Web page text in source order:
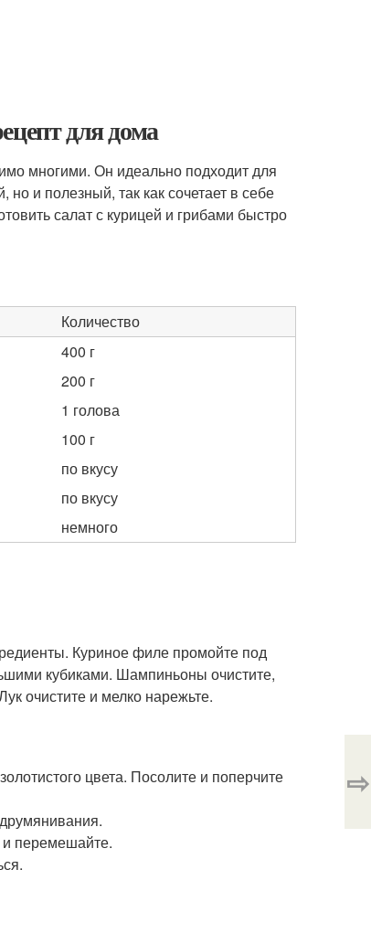
для дома
многими. Он идеально подходит для
и полезный, так как сочетает в себе
салат с курицей и грибами быстро
Количество
400 г
200 г
1 голова
100 г
по вкусу
по вкусу
немного
Куриное филе промойте под
кубиками. Шампиньоны очистите,
очистите и мелко нарежьте.
цвета. Посолите и поперчите
и перемешайте.
⇨